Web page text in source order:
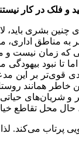
و فلک در کار
چنین بشری
به مناطق
که زمان
اما تا نبود
قوی‌تر بر این
همانند
شریان‌های حیاتی
حال محل تقاطع
پرتاب می‌کند.